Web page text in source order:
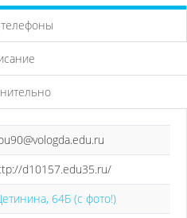
d10157.edu35.ru/
64Б (с фото!)